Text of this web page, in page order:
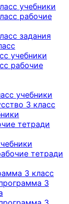
учебники
рабочие
задания
учебники
рабочие
учебники
3 класс
тетради
тетради
3 класс
3